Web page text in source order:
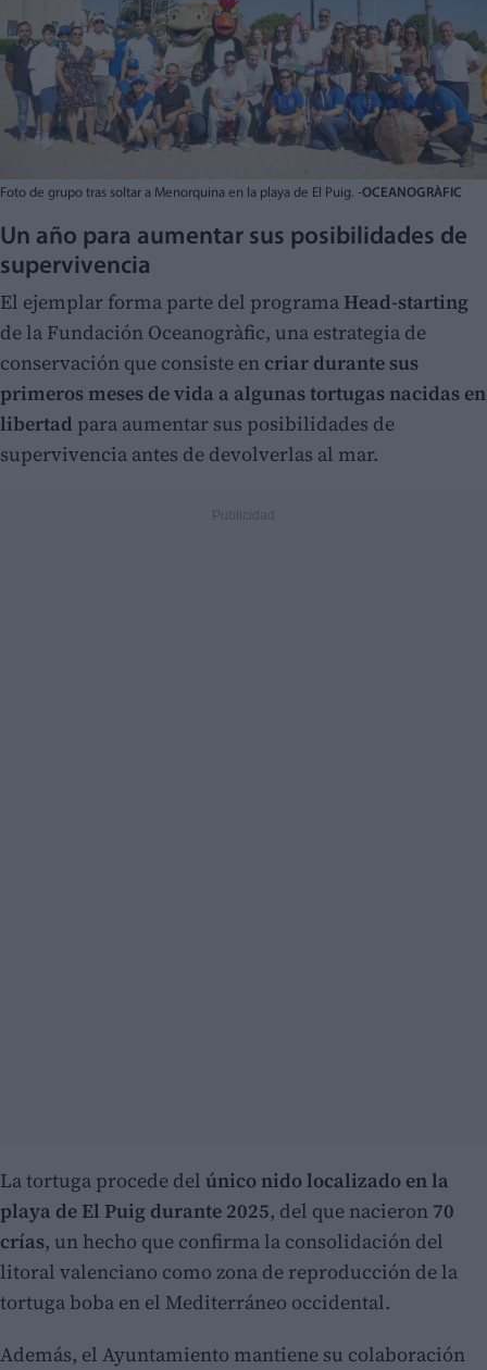
Foto de grupo tras soltar a Menorquina en la playa de El Puig. -OCEANOGRÀFIC
Un año para aumentar sus posibilidades de
supervivencia
El ejemplar forma parte del programa Head-starting
de la Fundación Oceanogràfic, una estrategia de
conservación que consiste en criar durante sus
primeros meses de vida a algunas tortugas nacidas en
libertad para aumentar sus posibilidades de
supervivencia antes de devolverlas al mar.
La tortuga procede del único nido localizado en la
playa de El Puig durante 2025, del que nacieron 70
crías, un hecho que confirma la consolidación del
litoral valenciano como zona de reproducción de la
tortuga boba en el Mediterráneo occidental.
Además, el Ayuntamiento mantiene su colaboración